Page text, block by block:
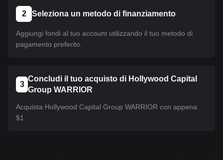
2 Seleziona un metodo di finanziamento
Aggiungi fondi al tuo account utilizzando il tuo metodo di
pagamento preferito.
3
Concludi il tuo acquisto di Hollywood Capital
Group WARRIOR
Acquista Hollywood Capital Group WARRIOR con appena
$1.